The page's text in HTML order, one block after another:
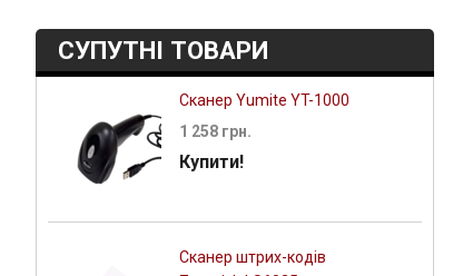
СУПУТНІ ТОВАРИ
Сканер Yumite YT-1000
1 258 грн.
Купити!
Сканер штрих-кодів
Голчастий пістолет Jolly F